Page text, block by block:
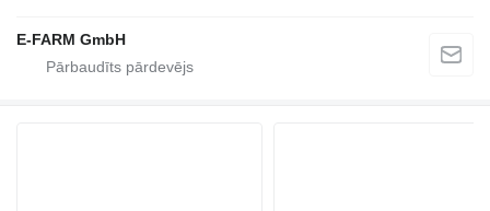
E-FARM GmbH